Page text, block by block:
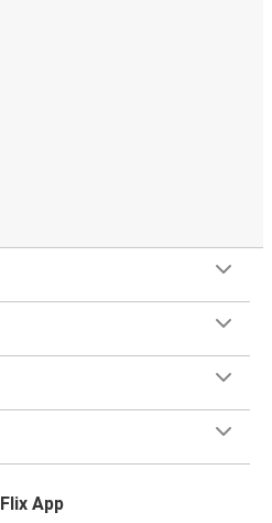
Flix App